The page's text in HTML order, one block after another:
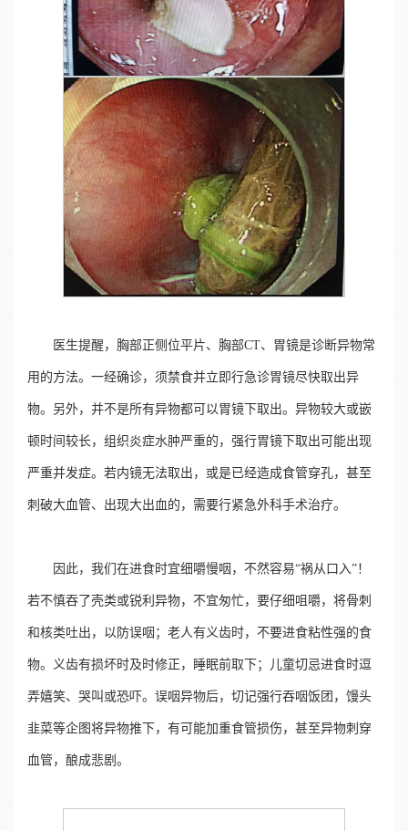
医生提醒，胸部正侧位平片、胸部CT、胃镜是诊断异物常
用的方法。一经确诊，须禁食并立即行急诊胃镜尽快取出异
物。另外，并不是所有异物都可以胃镜下取出。异物较大或嵌
顿时间较长，组织炎症水肿严重的，强行胃镜下取出可能出现
严重并发症。若内镜无法取出，或是已经造成食管穿孔，甚至
刺破大血管、出现大出血的，需要行紧急外科手术治疗。
因此，我们在进食时宜细嚼慢咽，不然容易“祸从口入”！
若不慎吞了壳类或锐利异物，不宜匆忙，要仔细咀嚼，将骨刺
和核类吐出，以防误咽；老人有义齿时，不要进食粘性强的食
物。义齿有损坏时及时修正，睡眠前取下；儿童切忌进食时逗
弄嬉笑、哭叫或恐吓。误咽异物后，切记强行吞咽饭团，馒头
韭菜等企图将异物推下，有可能加重食管损伤，甚至异物刺穿
血管，酿成悲剧。